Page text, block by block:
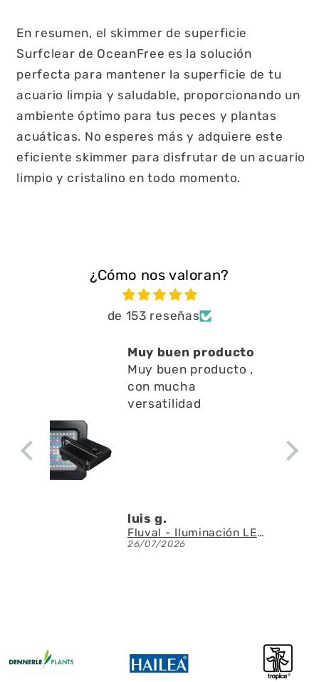
En resumen, el skimmer de superficie
Surfclear de OceanFree es la solución
perfecta para mantener la superficie de tu
acuario limpia y saludable, proporcionando un
ambiente óptimo para tus peces y plantas
acuáticas. No esperes más y adquiere este
eficiente skimmer para disfrutar de un acuario
limpio y cristalino en todo momento.
¿Cómo nos valoran?
de 153 reseñas
Muy buen producto
Muy buen producto ,
con mucha
versatilidad
luis g.
Fluval - Iluminación LED Nano Reef 4.0 de 25W
26/07/2026